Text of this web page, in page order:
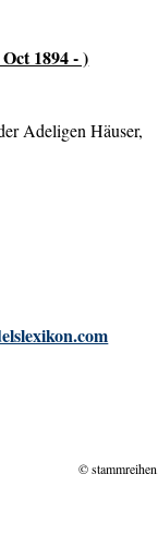
1894 - )
Adeligen Häuser,
©